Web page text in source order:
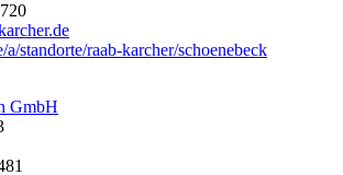
standorte/raab-karcher/schoenebeck
GmbH